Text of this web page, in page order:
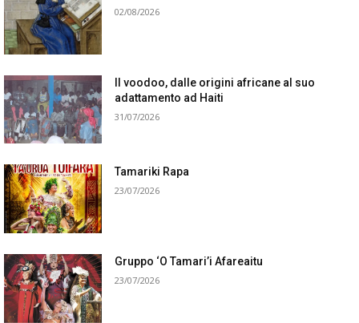
02/08/2026
Il voodoo, dalle origini africane al suo
adattamento ad Haiti
31/07/2026
Tamariki Rapa
23/07/2026
Gruppo ‘O Tamari’i Afareaitu
23/07/2026